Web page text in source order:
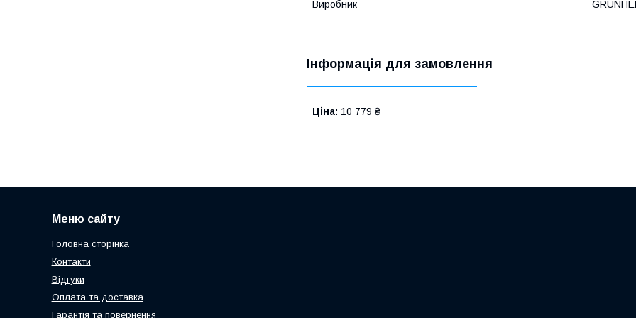
Виробник
Інформація для замовлення
Ціна: 10 779 ₴
Меню сайту
Головна сторінка
Контакти
Відгуки
Оплата та доставка
Гарантія та повернення